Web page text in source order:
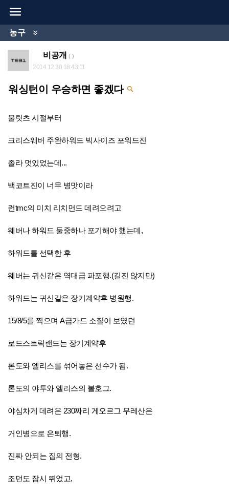

농구 
비공개 ( )
2014.12.30 18:43:11
워싱턴이 우승하면 좋겠다 
불릿츠 시절부터
크리스웨버 주완하워드 빅사이즈 포워드진
졸라 멋있었는데...
백코트진이 너무 병맛이라
런tmc의 미치 리치먼드 데려오려고
웨버나 하워드 둘중하나 포기해야 했는데,
하워드를 선택한 후
웨버는 귀신같은 역대급 파포행.(길진 않지만)
하워드는 귀신같은 장기계약후 병원행.
15/8/5를 찍으며 A급가드 소질이 보였던
로드스트릭랜드는 장기계약후
론도와 엘리스를 섞어놓은 선수가 됨.
론도의 야투와 엘리스의 볼호그.
야심차게 데려온 230짜리 게오르그 무레산은
거인병으로 은퇴행.
진짜 안되는 집의 전형.
조던도 잠시 뛰었고,